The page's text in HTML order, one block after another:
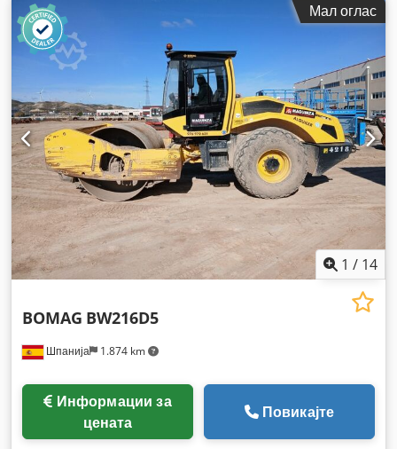
Мал оглас
1 / 14
Шпанија 1.874 km
BOMAG BW216D5
цената
Повикајте